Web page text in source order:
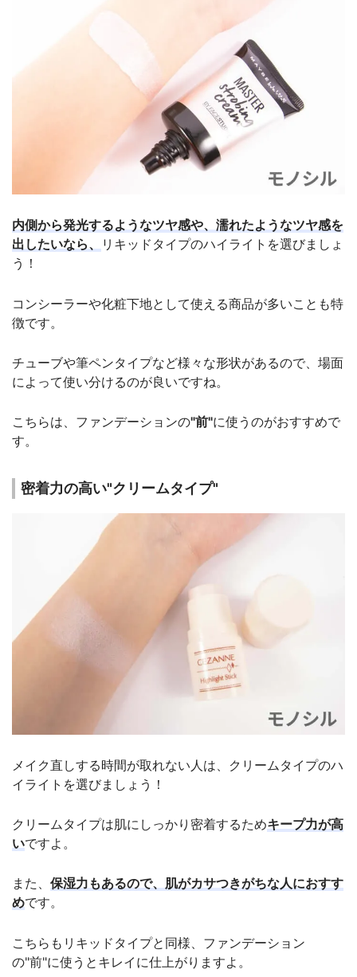
内側から発光するようなツヤ感や、濡れたようなツヤ感を
出したいなら、
リキッドタイプのハイライトを選びましょ
う！
コンシーラーや化粧下地として使える商品が多いことも特
徴です。
チューブや筆ペンタイプなど様々な形状があるので、場面
によって使い分けるのが良いですね。
こちらは、ファンデーションの"前"に使うのがおすすめで
す。
密着力の高い"クリームタイプ"
メイク直しする時間が取れない人は、クリームタイプのハ
イライトを選びましょう！
クリームタイプは肌にしっかり密着するためキープ力が高
いですよ。
また、 保湿力もあるので、肌がカサつきがちな人におすす
めです。
こちらもリキッドタイプと同様、ファンデーション
の"前"に使うとキレイに仕上がりますよ。